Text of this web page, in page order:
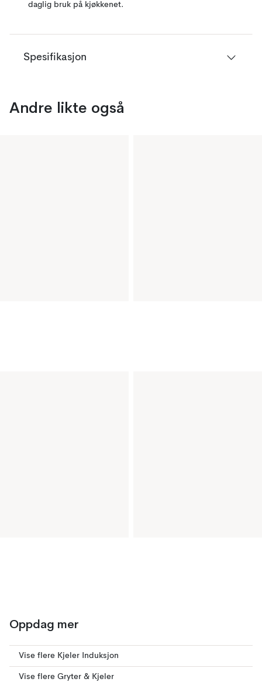
daglig bruk på kjøkkenet.
Spesifikasjon
Andre likte også
Oppdag mer
Vise flere Kjeler Induksjon
Vise flere Gryter & Kjeler